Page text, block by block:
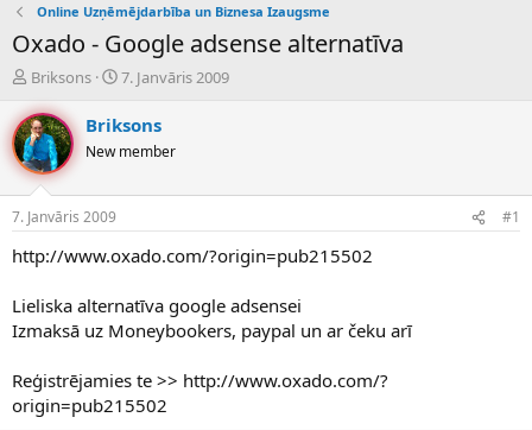
Online Uzņēmējdarbība un Biznesa Izaugsme
Oxado - Google adsense alternatīva
P
v
e
d
i
n
a
u
s
ā
ē
j
s
Briksons
S
k
m
a
u
s
7. Janvāris 2009
Briksons
New member
7. Janvāris 2009 #1
http://www.oxado.com/?origin=pub215502
Lieliska alternatīva google adsensei
Izmaksā uz Moneybookers, paypal un ar čeku arī
Reģistrējamies te >> http://www.oxado.com/?
origin=pub215502